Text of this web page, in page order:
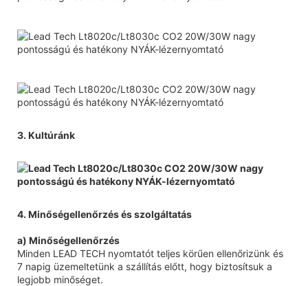
3. Kultúránk
4. Minőségellenőrzés és szolgáltatás
a) Minőségellenőrzés
Minden LEAD TECH nyomtatót teljes körűen ellenőrizünk és
7 napig üzemeltetünk a szállítás előtt, hogy biztosítsuk a
legjobb minőséget.